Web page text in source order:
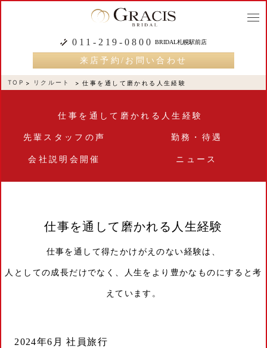
011-219-0800 BRIDAL札幌駅前店
来店予約/お問い合わせ
TOP リクルート 仕事を通して磨かれる人生経験
仕事を通して磨かれる人生経験
先輩スタッフの声 勤務・待遇
会社説明会開催 ニュース
仕事を通して磨かれる人生経験
仕事を通して得たかけがえのない経験は、
人としての成長だけでなく、人生をより豊かなものにすると考
えています。
2024年6月 社員旅行